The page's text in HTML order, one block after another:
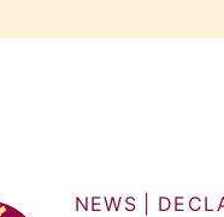
NEWS